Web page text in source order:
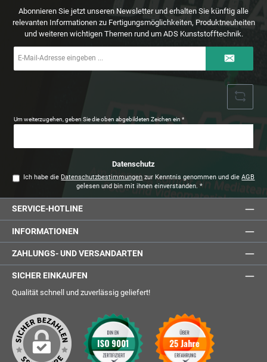
Abonnieren Sie jetzt unseren Newsletter und erhalten Sie künftig alle
relevanten Informationen zu Fertigungsmöglichkeiten, Produktneuheiten
und weiteren wichtigen Themen rund um ADS Kunststofftechnik.
Mail-
Um weiterzugehen, geben Sie die oben abgebildeten Zeichen ein*
Datenschutz
Ich habe die Datenschutzbestimmungen zur Kenntnis genommen und dieAGB
gelesen und bin mit ihnen einverstanden. *
SERVICE-HOTLINE
INFORMATIONEN
ZAHLUNGS- UND VERSANDARTEN
SICHER EINKAUFEN
Qualität schnell und zuverlässig geliefert!